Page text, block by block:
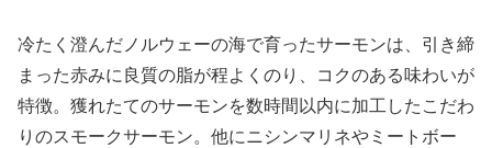
冷たく澄んだノルウェーの海で育ったサーモンは、引き締
まった赤みに良質の脂が程よくのり、コクのある味わいが
特徴。獲れたてのサーモンを数時間以内に加工したこだわ
りのスモークサーモン。他にニシンマリネやミートボー